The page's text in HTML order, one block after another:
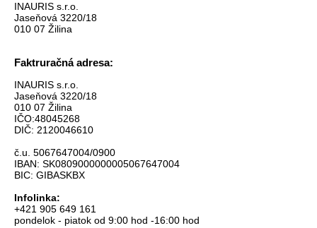
INAURIS s.r.o.
Jaseňová 3220/18
010 07 Žilina
Faktruračná adresa:
INAURIS s.r.o.
Jaseňová 3220/18
010 07 Žilina
IČO:48045268
DIČ: 2120046610
č.u. 5067647004/0900
IBAN: SK0809000000005067647004
BIC: GIBASKBX
Infolinka:
+421 905 649 161
pondelok - piatok od 9:00 hod -16:00 hod